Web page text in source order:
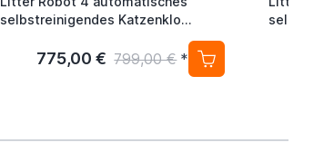
selbstreinigendes Katzenklo
775,00 € 799,00 € *